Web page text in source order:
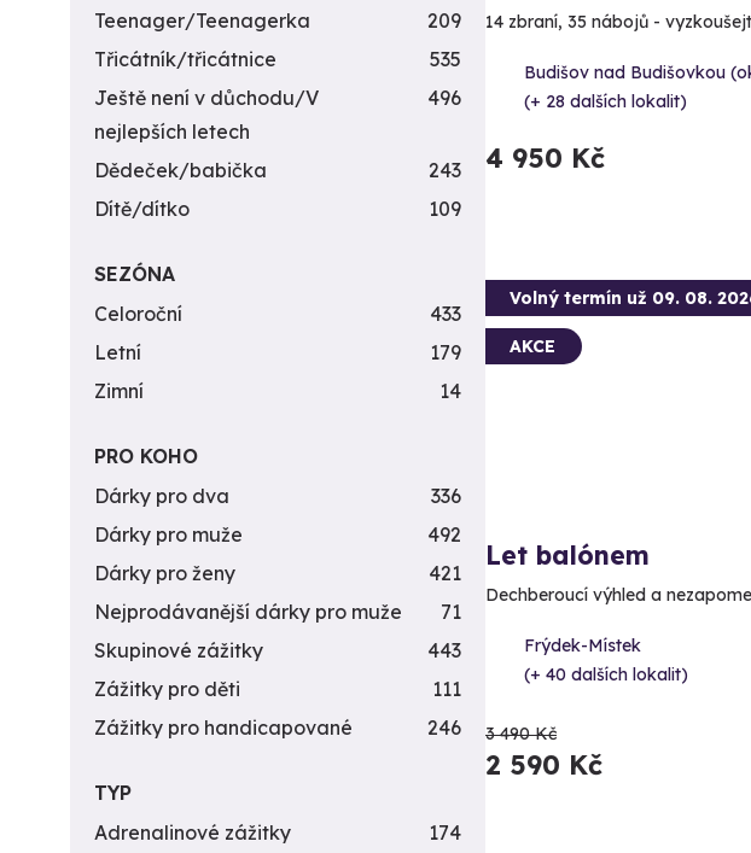
14 zbraní, 35 nábojů -
Budišov nad Budišovkou
(+ 28 dalších lokalit)
4 950 Kč
Volný termín už 09. 08.
AKCE
Let balónem
Dechberoucí výhled a
Frýdek-Místek
(+ 40 dalších lokalit)
3 490 Kč
2 590 Kč
Teenager/Teenagerka
209
Třicátník/třicátnice
535
Ještě není v důchodu/V
nejlepších letech
496
Dědeček/babička
243
Dítě/dítko
109
SEZÓNA
Celoroční
433
Letní
179
Zimní
14
PRO KOHO
Dárky pro dva
336
Dárky pro muže
492
Dárky pro ženy
421
Nejprodávanější dárky pro muže
71
Skupinové zážitky
443
Zážitky pro děti
111
Zážitky pro handicapované
246
TYP
Adrenalinové zážitky
174